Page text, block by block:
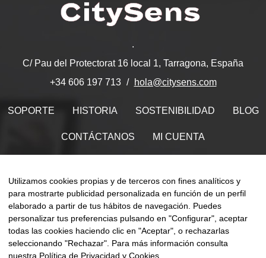
.
C/ Pau del Protectorat 16 local 1, Tarragona, España
+34 606 197 713
hola@citysens.com
SOPORTE HISTORIA SOSTENIBILIDAD BLOG
CONTÁCTANOS MI CUENTA
ES 0
Utilizamos cookies propias y de terceros con fines analíticos y
para mostrarte publicidad personalizada en función de un perfil
elaborado a partir de tus hábitos de navegación. Puedes
personalizar tus preferencias pulsando en "Configurar", aceptar
todas las cookies haciendo clic en "Aceptar", o rechazarlas
seleccionando "Rechazar". Para más información consulta
nuestra Política de Privacidad y Cookies